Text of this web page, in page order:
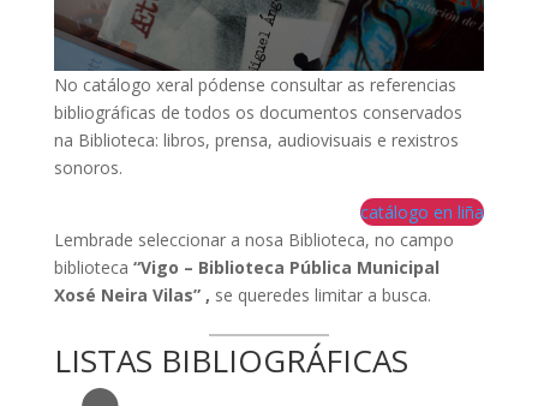
No catálogo xeral pódense consultar as referencias
bibliográficas de todos os documentos conservados
na Biblioteca: libros, prensa, audiovisuais e rexistros
sonoros.
catálogo en liña
Lembrade seleccionar a nosa Biblioteca, no campo
biblioteca “Vigo – Biblioteca Pública Municipal
Xosé Neira Vilas” , se queredes limitar a busca.
LISTAS BIBLIOGRÁFICAS